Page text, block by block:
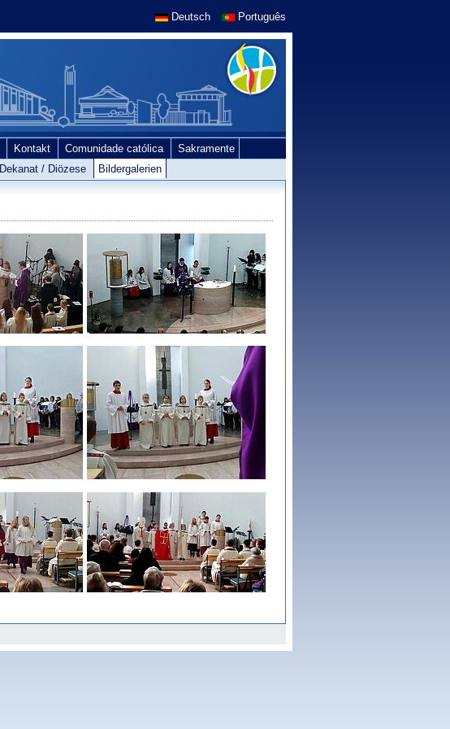
Deutsch Português
Kontakt Comunidade católica
Sakramente
Dekanat / Diözese Bildergalerien